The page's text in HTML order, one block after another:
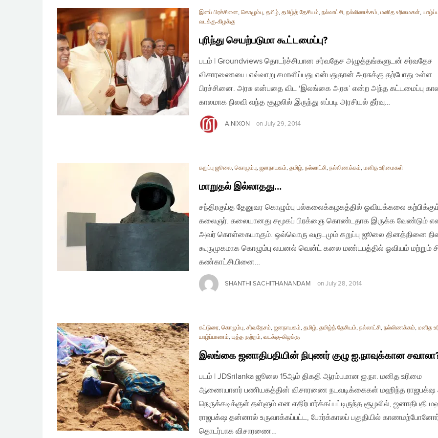
இனப் பிரச்சினை, கொழும்பு, தமிழ், தமிழ்த் தேசியம், நல்லாட்சி, நல்லிணக்கம், மனித உரிமைகள்,
வடக்கு-கிழக்கு
புரிந்து செயற்படுமா கூட்டமைப்பு?
படம் | Groundviews தொடர்ச்சியான சர்வதேச அழுத்தங்களுடன் சர்வதேச
விசாரணையை எவ்வாறு சமாளிப்பது என்பதுதான் அரசுக்கு தற்போது உள்ள
பிரச்சினை. அரசு என்பதை விட ‘இலங்கை அரசு’ என்ற அந்த கட்டமைப்பு
காலமாக நிலவி வந்த சூழலில் இருந்து எப்படி அரசியல் தீர்வு…
A.NIXON on July 29, 2014
கறுப்பு ஜூலை, கொழும்பு, ஜனநாயகம், தமிழ், நல்லாட்சி, நல்லிணக்கம், மனித உரிமைகள்
மாறுதல் இல்லாதது…
சந்திரகுப்த தேனுவர கொழும்பு பல்கலைக்கழகத்தில் ஓவியக்கலை
கலைஞர். கலையானது சமூகப் பிரக்ஞை கொண்டதாக இருக்க வேண்டும்
அவர் கொள்கையாகும். ஒவ்வொரு வருடமும் கறுப்பு ஜூலை தினத்தினை
கூருமுகமாக கொழும்பு லயனல் வென்ட் கலை மண்டபத்தில் ஓவியம் மற்றும்
கண்காட்சியினை…
SHANTHI SACHITHANANDAM on July 28, 2014
கட்டுரை, கொழும்பு, சர்வதேசம், ஜனநாயகம், தமிழ், தமிழ்த் தேசியம், நல்லாட்சி, நல்லிணக்கம், மனித
யாழ்ப்பாணம், யுத்த குற்றம், வடக்கு-கிழக்கு
இலங்கை ஜனாதிபதியின் நிபுணர் குழு ஐ.நாவுக்கான
படம் | JDSrilanka ஜூலை 15ஆம் திகதி ஆரம்பமான ஐ.நா. மனித உரிமை
ஆணையாளர் பணியகத்தின் விசாரணை நடவடிக்கைகள் மஹிந்த
நெருக்கடிக்குள் தள்ளும் என எதிர்பார்க்கப்பட்டிருந்த சூழலில், ஜனாதிபதி
ராஜபக்‌ஷ தன்னால் உருவாக்கப்பட்ட, போர்க்காலப் பகுதியில்
தொடர்பாக விசாரணை…